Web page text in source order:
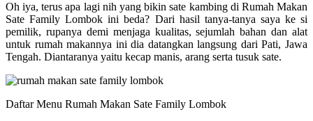
Oh iya, terus apa lagi nih yang bikin sate kambing di Rumah Makan
Sate Family Lombok ini beda? Dari hasil tanya-tanya saya ke si
pemilik, rupanya demi menjaga kualitas, sejumlah bahan dan alat
untuk rumah makannya ini dia datangkan langsung dari Pati, Jawa
Tengah. Diantaranya yaitu kecap manis, arang serta tusuk sate.
Daftar Menu Rumah Makan Sate Family Lombok